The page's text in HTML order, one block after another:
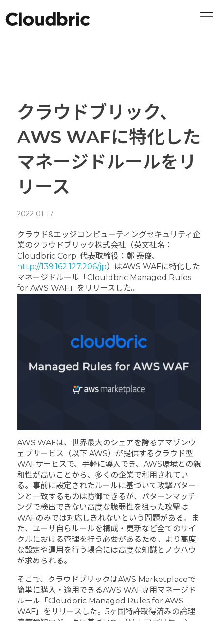
クラウドブリック、
AWS WAFに特化した
マネージドルールをリ
リース
2022-01-17
クラウド&エッジコンピューティングセキュリティ企
業のクラウドブリック株式会社（英文社名：
Cloudbric Corp. 代表取締役：鄭 泰俊、
http://139.162.127.206/jp）はAWS WAFに特化した
マネージドルール「Clouldbric Managed Rules
for AWS WAF」をリリースした。
AWS WAFは、世界最大のシェアを誇るアマゾンウ
ェブサービス（以下 AWS）が提供するクラウド型
WAFサービスで、手軽に導入でき、AWS環境との親
和性が高いことから、多くの企業で利用されてい
る。事前に設定されたルールに基づいて攻撃パター
ンと一致するものは防御できるが、パターンマッチ
ングで検出できない高度な脆弱性を狙った攻撃は
WAFのみでは対応しきれないという問題がある。ま
た、ユーザ自らルールを構成・更新など全てのサイ
クルにおける管理を行う必要があるため、より高度
な設定や運用を行う場合には高度な知識とノウハウ
が求められる。
そこで、クラウドブリックはAWS Marketplaceで
簡単に購入・適用できるAWS WAF専用マネージド
ルール「Cloudbric Managed Rules for AWS
WAF」をリリースした。5ヶ国特許取得済みの論理